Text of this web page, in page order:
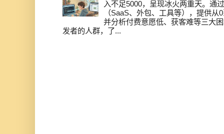
入不足5000，呈现冰火两重天。通
（SaaS、外包、工具等），提供
并分析付费意愿低、获客难等三大
发者的人群，了...